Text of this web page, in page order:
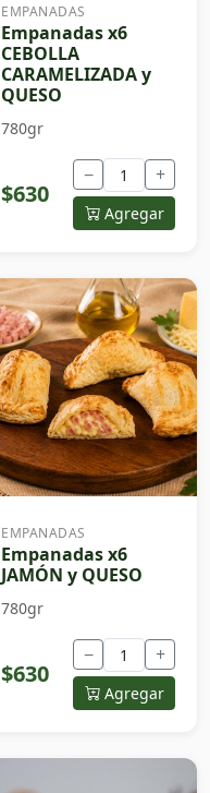
EMPANADAS
Empanadas x6
CEBOLLA
CARAMELIZADA y
QUESO
780gr
$630
− +
Agregar
EMPANADAS
Empanadas x6
JAMÓN y QUESO
780gr
$630
− +
Agregar